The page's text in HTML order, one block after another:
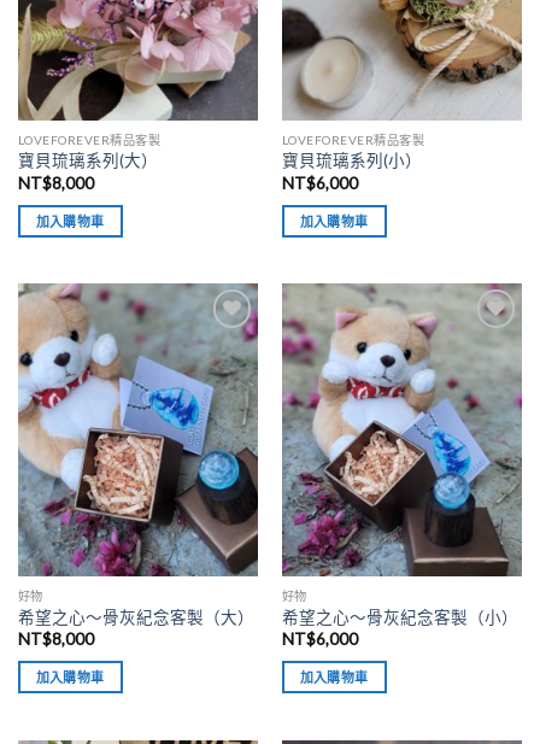
LOVEFOREVER精品客製
寶貝琉璃系列(大）
NT$8,000
加入購物車
LOVEFOREVER精品客製
寶貝琉璃系列(小）
NT$6,000
加入購物車
加入
「願
望清
單」
好物
希望之心～骨灰紀念客製（大）
NT$8,000
加入購物車
望清
單」
好物
希望之心～骨灰紀念客製（小）
NT$6,000
加入購物車